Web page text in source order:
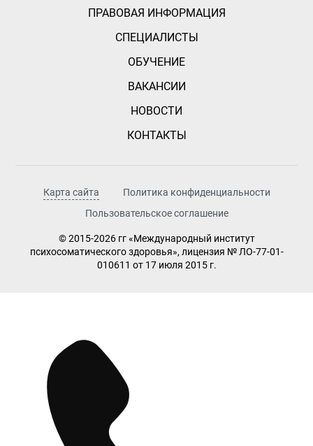
ПРАВОВАЯ ИНФОРМАЦИЯ
СПЕЦИАЛИСТЫ
ОБУЧЕНИЕ
ВАКАНСИИ
НОВОСТИ
КОНТАКТЫ
© 2015-2026 гг «Международный институт
психосоматического здоровья», лицензия № ЛО-77-01-
010611 от 17 июля 2015 г.
Карта сайта
Политика конфиденциальности
Пользовательское соглашение